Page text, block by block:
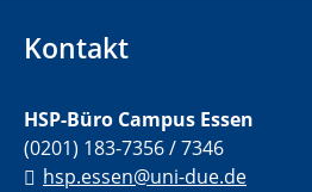
Kontakt
HSP-Büro Campus Essen
(0201) 183-7356 / 7346
hsp.essen@uni-due.de